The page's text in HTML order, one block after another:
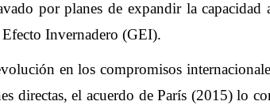
por planes de expandir la capacidad
Invernadero (GEI).
en los compromisos
directas, el acuerdo de París (2015) lo